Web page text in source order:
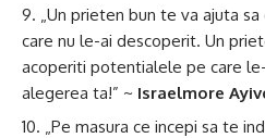
„Un prieten bun te va ajuta
care nu le-ai descoperit. Un
acoperiti potentialele pe care
alegerea ta!” ~ Israelmore
„Pe masura ce incepi sa te